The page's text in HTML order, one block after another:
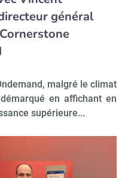
général
malgré le climat
en affichant en
supérieure...